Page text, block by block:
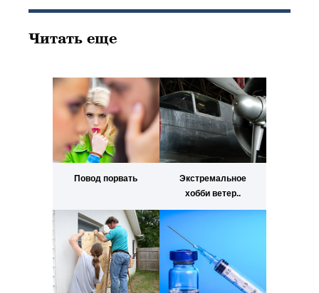
Читать еще
Повод порвать
Экстремальное
хобби ветер..